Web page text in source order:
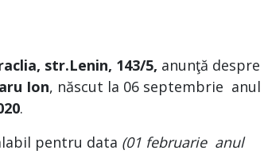
str.Lenin, 143/5, anunţă despre
Ion, născut la 06 septembrie anul
.
pentru data (01 februarie anul